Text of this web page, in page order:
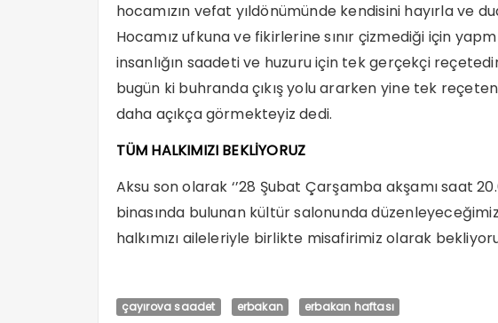
hocamızın vefat yıldönümünde kendisini hayırla ve
Hocamız ufkuna ve fikirlerine sınır çizmediği için
insanlığın saadeti ve huzuru için tek gerçekçi
bugün ki buhranda çıkış yolu ararken yine tek
daha açıkça görmekteyiz dedi.
TÜM HALKIMIZI BEKLİYORUZ
Aksu son olarak ‘’28 Şubat Çarşamba akşamı saat
binasında bulunan kültür salonunda
halkımızı aileleriyle birlikte misafirimiz olarak
çayırova saadet erbakan erbakan haftası